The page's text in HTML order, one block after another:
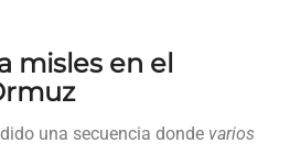
misles en el
una secuencia donde varios